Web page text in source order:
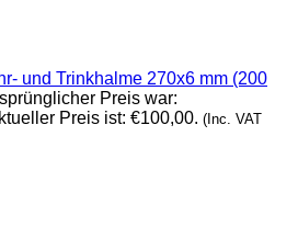
und Trinkhalme 270x6 mm (200
Preis war:
Preis ist: €100,00. (Inc. VAT